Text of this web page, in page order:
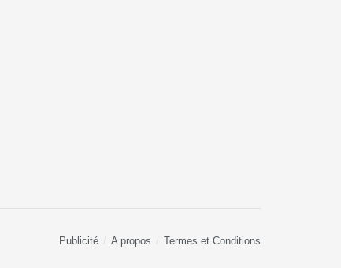
Publicité A propos Termes et Conditions